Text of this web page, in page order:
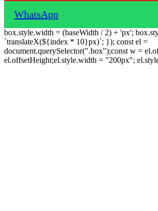
WhatsApp
box.style.width = (baseWidth / 2) + 'px';
`translateX(${index * 10}px)`; }); const el =
document.querySelector(".box");const w =
el.offsetHeight;el.style.width = "200px";